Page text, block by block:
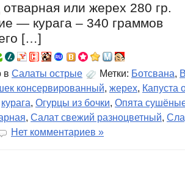
или жерех 280 гр.
— курага – 340 граммов
[…]
в Салаты острые Метки: Ботсвана,
консервированный, жерех, Капуста
курага, Огурцы из бочки, Опята
, Салат свежий разноцветный,
Нет комментариев »